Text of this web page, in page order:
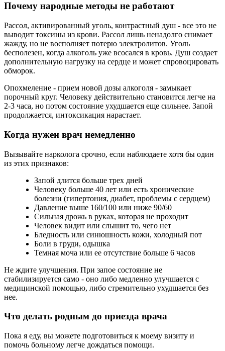
Почему народные методы не работают
Рассол, активированный уголь, контрастный душ - все это не
выводит токсины из крови. Рассол лишь ненадолго снимает
жажду, но не восполняет потерю электролитов. Уголь
бесполезен, когда алкоголь уже всосался в кровь. Душ создает
дополнительную нагрузку на сердце и может спровоцировать
обморок.
Опохмеление - прием новой дозы алкоголя - замыкает
порочный круг. Человеку действительно становится легче на
2-3 часа, но потом состояние ухудшается еще сильнее. Запой
продолжается, интоксикация нарастает.
Когда нужен врач немедленно
Вызывайте нарколога срочно, если наблюдаете хотя бы один
из этих признаков:
Запой длится больше трех дней
Человеку больше 40 лет или есть хронические
болезни (гипертония, диабет, проблемы с сердцем)
Давление выше 160/100 или ниже 90/60
Сильная дрожь в руках, которая не проходит
Человек видит или слышит то, чего нет
Бледность или синюшность кожи, холодный пот
Боли в груди, одышка
Темная моча или ее отсутствие больше 6 часов
Не ждите улучшения. При запое состояние не
стабилизируется само - оно либо медленно улучшается с
медицинской помощью, либо стремительно ухудшается без
нее.
Что делать родным до приезда врача
Пока я еду, вы можете подготовиться к моему визиту и
помочь больному легче дождаться помощи.